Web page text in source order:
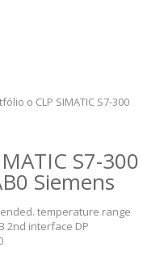
o CLP SIMATIC S7-300
S7-300
Siemens
temperature range
2nd interface DP